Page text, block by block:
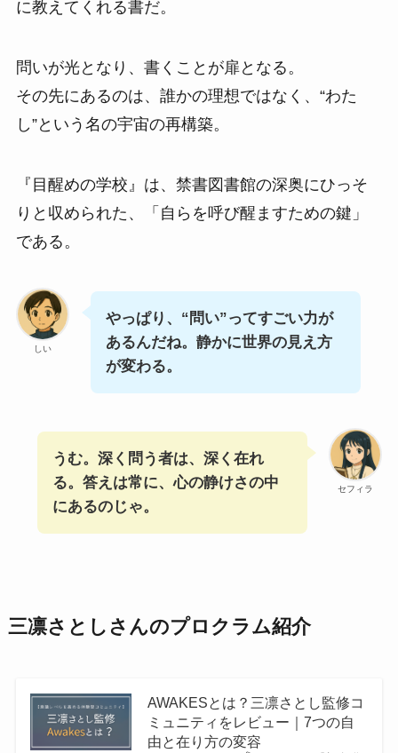
に教えてくれる書だ。
問いが光となり、書くことが扉となる。
その先にあるのは、誰かの理想ではなく、“わた
し”という名の宇宙の再構築。
『目醒めの学校』は、禁書図書館の深奥にひっそ
りと収められた、「自らを呼び醒ますための鍵」
である。
しい
やっぱり、“問い”ってすごい力が
あるんだね。静かに世界の見え方
が変わる。
セフィラ
うむ。深く問う者は、深く在れ
る。答えは常に、心の静けさの中
にあるのじゃ。
三凛さとしさんのプロクラム紹介
AWAKESとは？三凛さとし監修コ
ミュニティをレビュー｜7つの自
由と在り方の変容